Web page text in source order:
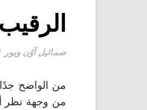
صمائيل آوُن ويور
من الواضح
من وجهة نظر